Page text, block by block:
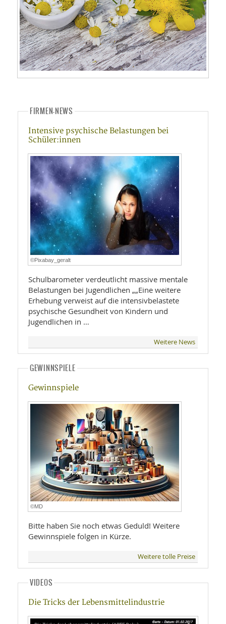
FIRMEN-NEWS
Intensive psychische Belastungen bei
Schüler:innen
©Pixabay_geralt
Schulbarometer verdeutlicht massive mentale
Belastungen bei Jugendlichen „„Eine weitere
Erhebung verweist auf die intensivbelastete
psychische Gesundheit von Kindern und
Jugendlichen in …
Weitere News
GEWINNSPIELE
Gewinnspiele
©MD
Bitte haben Sie noch etwas Geduld! Weitere
Gewinnspiele folgen in Kürze.
Weitere tolle Preise
VIDEOS
Die Tricks der Lebensmittelindustrie